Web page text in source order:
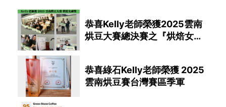
恭喜Kelly老師榮獲2025雲南
烘豆大賽總決賽之『烘焙女神
恭喜綠石Kelly老師榮獲 2025
雲南烘豆賽台灣賽區季軍